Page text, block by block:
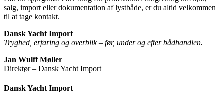
salg, import eller dokumentation af lystbåde, er du altid velkommen
til at tage kontakt.
Dansk Yacht Import
Tryghed, erfaring og overblik – før, under og efter bådhandlen.
Jan Wulff Møller
Direktør – Dansk Yacht Import
Dansk Yacht Import